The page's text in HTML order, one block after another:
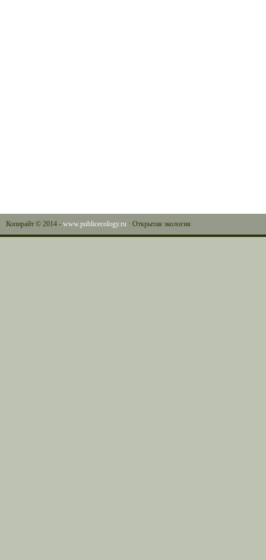
Копирайт © 2014 - www.publicecology.ru · Открытая экология